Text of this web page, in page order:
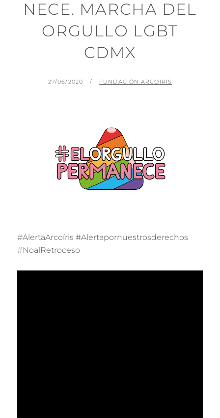
NECE. MARCHA DEL
ORGULLO LGBT
CDMX
PUBLICADO
27/06/2020 POR
FUNDACIÓN ARCOIRIS
#AlertaArcoíris #Alertapornuestrosderechos
#NoalRetroceso